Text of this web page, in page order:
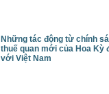
Những tác động từ chính
thuế quan mới của Hoa Kỳ
với Việt Nam